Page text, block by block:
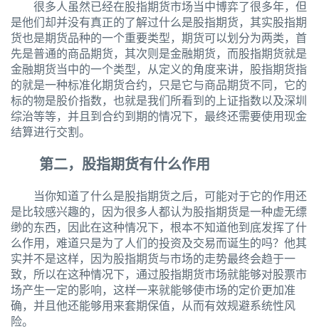
很多人虽然已经在股指期货市场当中博弈了很多年，但
是他们却并没有真正的了解过什么是股指期货，其实股指期
货也是期货品种的一个重要类型，期货可以划分为两类，首
先是普通的商品期货，其次则是金融期货，而股指期货就是
金融期货当中的一个类型，从定义的角度来讲，股指期货指
的就是一种标准化期货合约，只是它与商品期货不同，它的
标的物是股价指数，也就是我们所看到的上证指数以及深圳
综治等等，并且到合约到期的情况下，最终还需要使用现金
结算进行交割。
第二，股指期货有什么作用
当你知道了什么是股指期货之后，可能对于它的作用还
是比较感兴趣的，因为很多人都认为股指期货是一种虚无缥
缈的东西，因此在这种情况下，根本不知道他到底发挥了什
么作用，难道只是为了人们的投资及交易而诞生的吗？他其
实并不是这样，因为股指期货与市场的走势最终会趋于一
致，所以在这种情况下，通过股指期货市场就能够对股票市
场产生一定的影响，这样一来就能够使市场的定价更加准
确，并且他还能够用来套期保值，从而有效规避系统性风
险。